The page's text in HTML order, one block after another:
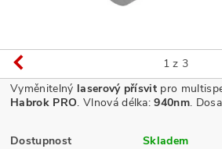
1 z 3
Vyměnitelný laserový přísvit pro
Habrok PRO. Vlnová délka:940nm.
Dostupnost Skladem